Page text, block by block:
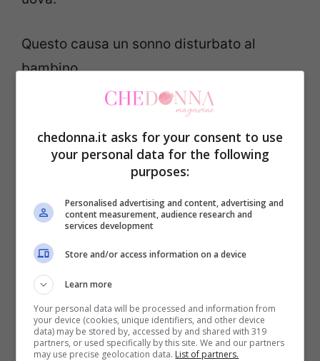
Questo causa un sonno disturbato al
bambino.
Niente pericolo ma tanto
fastidio
Di per sé non sono pericolosi ma
estremamente fastidiosi e il rischio
maggiore che si corre è quello di
un’infezione causata da escoriazione
cutanee dovute al grattamento a cui il
bambino non resiste.
Ovviamente il primo passo da fare è
chedonna.it asks for your consent to use
your personal data for the following
purposes:
Personalised advertising and content, advertising and
content measurement, audience research and
services development
Store and/or access information on a device
Learn more
Your personal data will be processed and information from
your device (cookies, unique identifiers, and other device
data) may be stored by, accessed by and shared with 319
partners, or used specifically by this site. We and our partners
may use precise geolocation data. List of partners.